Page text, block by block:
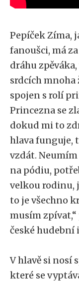
Pepíček Zíma,
fanoušci, má
dráhu
srdcích mnoha
spojen s rolí
Princezna se
dokud mi to
hlava funguje,
vzdát.
na pódiu,
velkou rodinu,
to je všechno
musím
české hudební
V hlavě si nosí
které se